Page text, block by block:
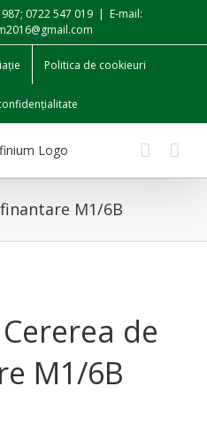
0722 547 019 | E-mail:
Politica de cookieuri
M1/6B
de
M1/6B